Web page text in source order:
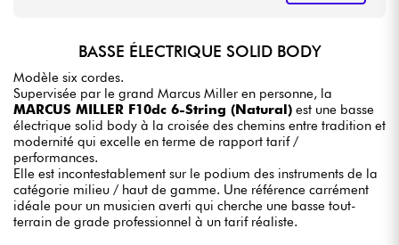
BASSE ÉLECTRIQUE SOLID BODY
Modèle six cordes.
Supervisée par le grand Marcus Miller en personne, la
MARCUS MILLER F10dc 6-String (Natural) est une basse
électrique solid body à la croisée des chemins entre tradition et
modernité qui excelle en terme de rapport tarif /
performances.
Elle est incontestablement sur le podium des instruments de la
catégorie milieu / haut de gamme. Une référence carrément
idéale pour un musicien averti qui cherche une basse tout-
terrain de grade professionnel à un tarif réaliste.